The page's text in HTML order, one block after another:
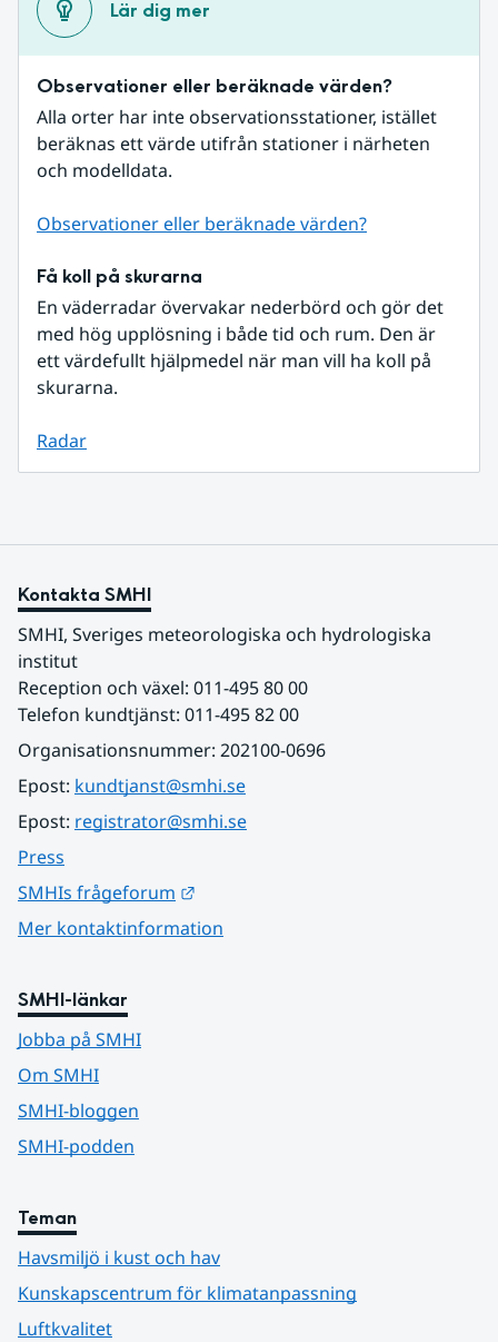
Lär dig mer
Observationer eller beräknade värden?
Alla orter har inte observationsstationer, istället
beräknas ett värde utifrån stationer i närheten
och modelldata.
Observationer eller beräknade värden?
Få koll på skurarna
En väderradar övervakar nederbörd och gör det
med hög upplösning i både tid och rum. Den är
ett värdefullt hjälpmedel när man vill ha koll på
skurarna.
Radar
Kontakta SMHI
SMHI, Sveriges meteorologiska och hydrologiska
institut
Reception och växel: 011-495 80 00
Telefon kundtjänst: 011-495 82 00
Organisationsnummer: 202100-0696
Epost: kundtjanst@smhi.se
Epost: registrator@smhi.se
Press
SMHIs frågeforum
Mer kontaktinformation
SMHI-länkar
Jobba på SMHI
Om SMHI
SMHI-bloggen
SMHI-podden
Teman
Havsmiljö i kust och hav
Kunskapscentrum för klimatanpassning
Luftkvalitet